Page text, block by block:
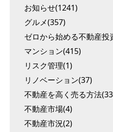
お知らせ(1241)
グルメ(357)
ゼロから始める不動産投
マンション(415)
リスク管理(1)
リノベーション(37)
不動産を高く売る方法
不動産市場(4)
不動産市況(2)